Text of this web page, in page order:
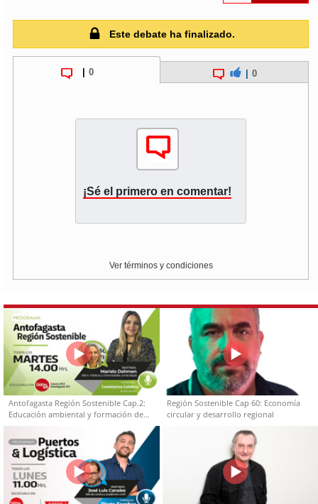
Este debate ha finalizado.
0 0
¡Sé el primero en comentar!
Ver términos y condiciones
Antofagasta Región Sostenible Cap.2:
Educación ambiental y formación de
capacidades técnicas
Región Sostenible Cap 60: Economía
circular y desarrollo regional